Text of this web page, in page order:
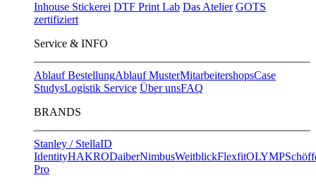
Inhouse Stickerei DTF Print Lab Das Atelier GOTS
zertifiziert
Service & INFO
Ablauf BestellungAblauf MusterMitarbeitershopsCase
StudysLogistik Service Über unsFAQ
BRANDS
Stanley / StellaID
IdentityHAKRODaiberNimbusWeitblickFlexfitOLYMP
Pro